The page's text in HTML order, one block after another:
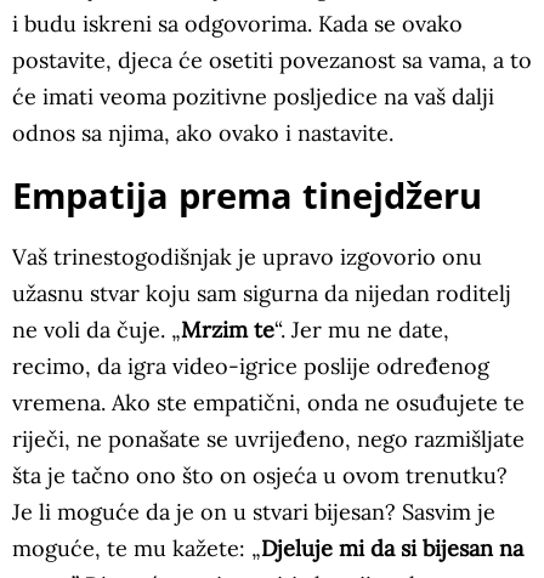
i budu iskreni sa odgovorima. Kada se ovako
postavite, djeca će osetiti povezanost sa vama, a to
će imati veoma pozitivne posljedice na vaš dalji
odnos sa njima, ako ovako i nastavite.
Empatija prema tinejdžeru
Vaš trinestogodišnjak je upravo izgovorio onu
užasnu stvar koju sam sigurna da nijedan roditelj
ne voli da čuje. „Mrzim te“. Jer mu ne date,
recimo, da igra video-igrice poslije određenog
vremena. Ako ste empatični, onda ne osuđujete te
riječi, ne ponašate se uvrijeđeno, nego razmišljate
šta je tačno ono što on osjeća u ovom trenutku?
Je li moguće da je on u stvari bijesan? Sasvim je
moguće, te mu kažete: „Djeluje mi da si bijesan na